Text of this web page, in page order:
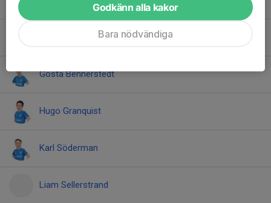
Gustav Wegener
Gösta Bennerstedt
Hugo Granquist
Karl Söderman
Liam Sellerstrand
Godkänn alla kakor
Bara nödvändiga